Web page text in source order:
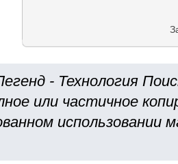
- Технология
или частичное
использовании